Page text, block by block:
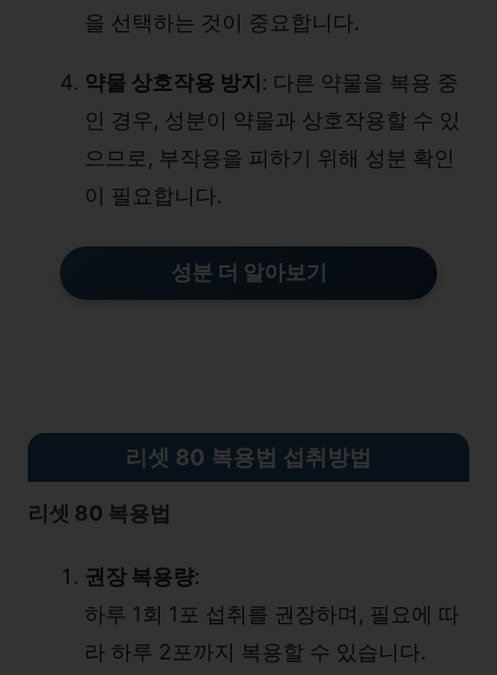
을 선택하는 것이 중요합니다.
약물 상호작용 방지: 다른 약물을 복용 중
인 경우, 성분이 약물과 상호작용할 수 있
으므로, 부작용을 피하기 위해 성분 확인
이 필요합니다.
성분 더 알아보기
리셋 80 복용법 섭취방법
리셋 80 복용법
권장 복용량:
하루 1회 1포 섭취를 권장하며, 필요에 따
라 하루 2포까지 복용할 수 있습니다.